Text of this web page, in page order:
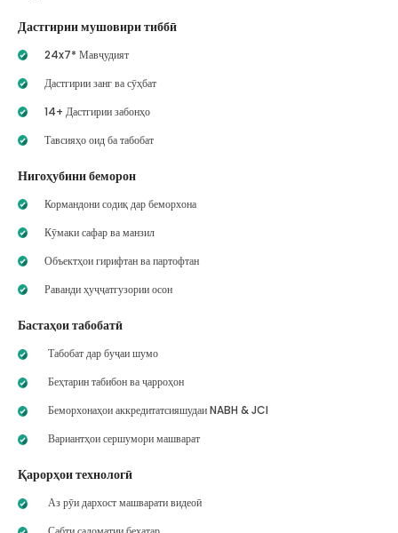
Дастгирии мушовири тиббӣ
24x7* Мавҷудият
Дастгирии занг ва сӯҳбат
14+ Дастгирии забонҳо
Тавсияҳо оид ба табобат
Нигоҳубини беморон
Кормандони содиқ дар беморхона
Кӯмаки сафар ва манзил
Объектҳои гирифтан ва партофтан
Раванди ҳуҷҷатгузории осон
Бастаҳои табобатӣ
Табобат дар буҷаи шумо
Беҳтарин табибон ва ҷарроҳон
Беморхонаҳои аккредитатсияшудаи NABH & JCI
Вариантҳои сершумори машварат
Қарорҳои технологӣ
Аз рӯи дархост машварати видеоӣ